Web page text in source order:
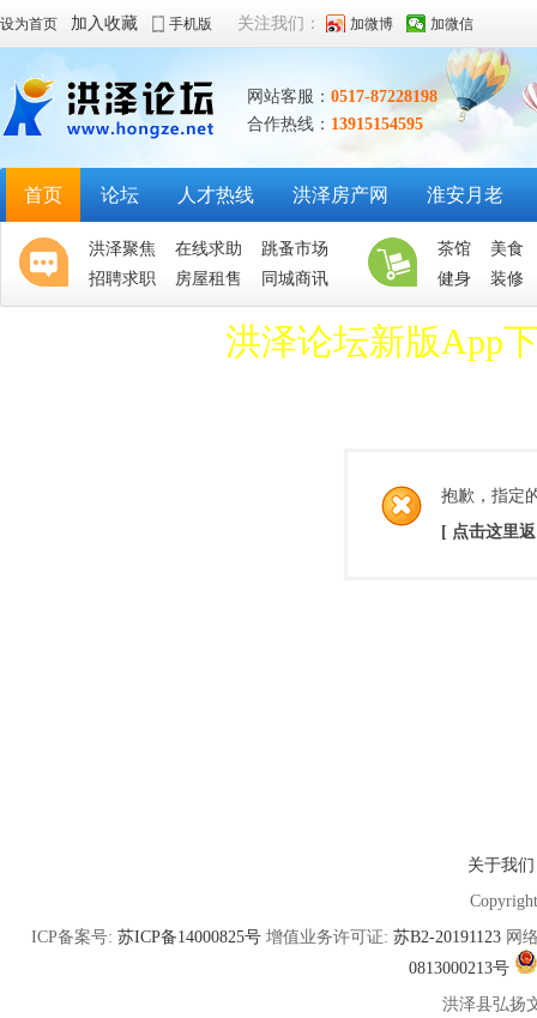
设为首页 加入收藏 手机版 关注我们： 加微博 加微信
网站客服： 0517-87228198
合作热线： 13915154595
首页 论坛 人才热线 洪泽房产网 淮安月老
洪泽聚焦 在线求助
跳蚤市场
招聘求职
房屋租售 同城商讯
茶馆
美食
健身
装修
洪泽论坛新版App
抱歉，指定
[ 点击这里
关于我们
ICP备案号: 苏ICP备14000825号 增值业务许可证: 苏B2-20191123 网
0813000213号
洪泽县弘扬